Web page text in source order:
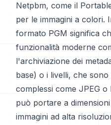
Netpbm, come il
per le immagini a colori.
formato PGM significa
funzionalità moderne
l'archiviazione dei
base) o i livelli, che
complessi come JPEG o
può portare a
immagini ad alta